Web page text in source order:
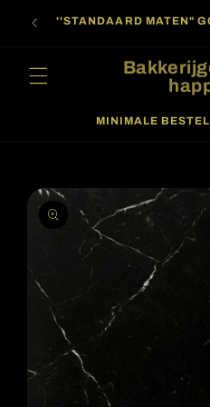
naar de
''STANDAARD MATEN"
MINIMALE
direct naar